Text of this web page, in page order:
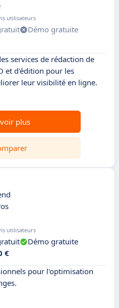
utilisateurs
Démo gratuite
services de rédaction de
et d'édition pour les
leur visibilité en ligne.
plus
utilisateurs
Démo gratuite
€
pour l'optimisation